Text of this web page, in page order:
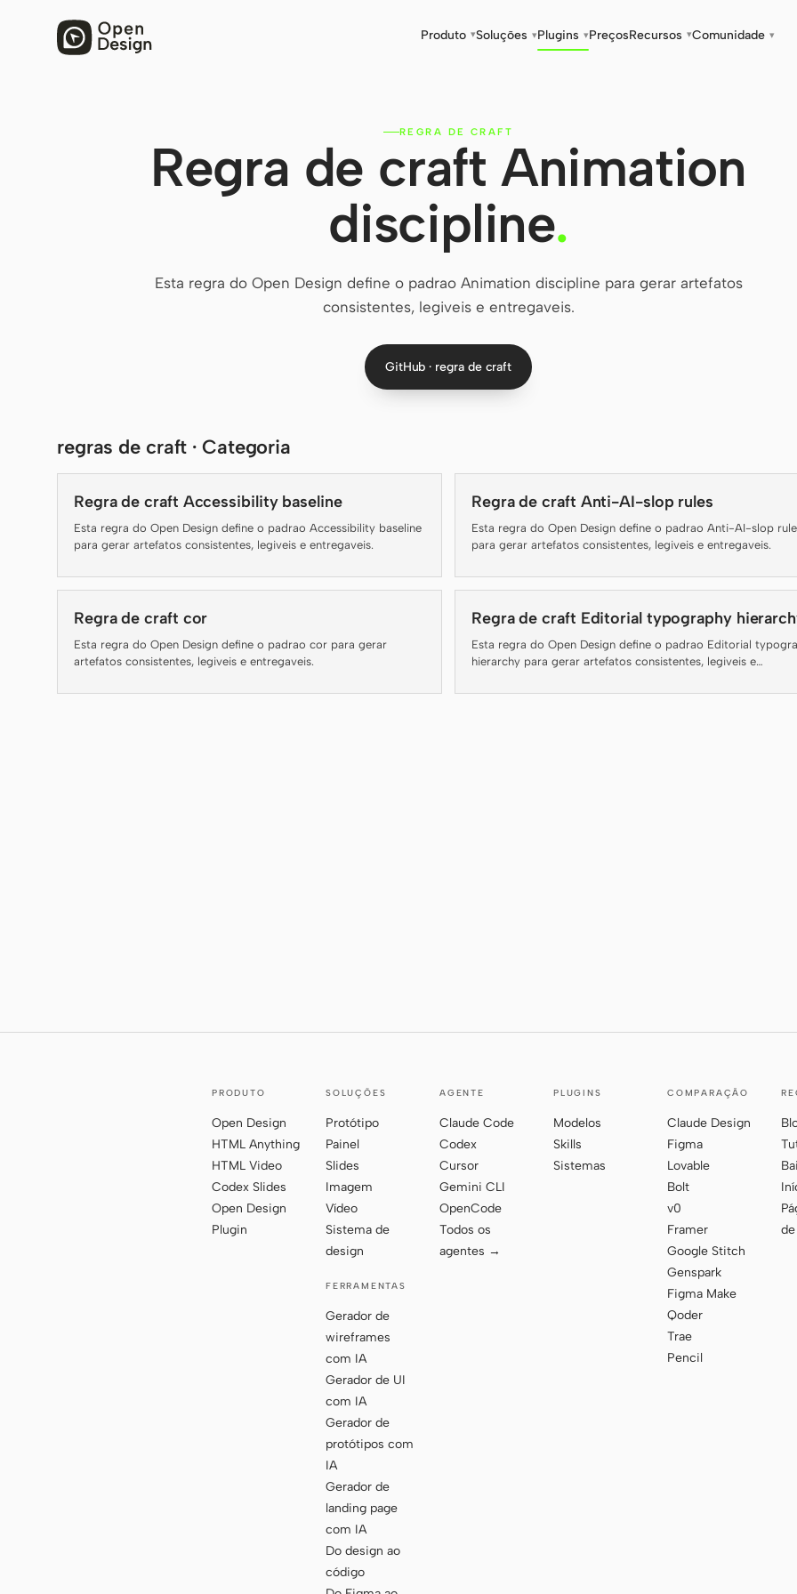
Produto ▾Soluções ▾Plugins ▾PreçosRecursos ▾Comunidade ▾
REGRA DE CRAFT
Regra de craft Animation
discipline.
Esta regra do Open Design define o padrao Animation discipline para gerar artefatos
consistentes, legiveis e entregaveis.
GitHub · regra de craft
regras de craft · Categoria
Regra de craft Accessibility baseline
Esta regra do Open Design define o padrao Accessibility baseline
para gerar artefatos consistentes, legiveis e entregaveis.
Regra de craft Anti-AI-slop rules
Esta regra do Open Design define o padrao Anti-AI-slop
para gerar artefatos consistentes, legiveis e entregaveis.
Regra de craft cor
Esta regra do Open Design define o padrao cor para gerar
artefatos consistentes, legiveis e entregaveis.
Regra de craft Editorial typography
Esta regra do Open Design define o padrao Editorial
hierarchy para gerar artefatos consistentes, legiveis e
PRODUTO
Open Design
HTML Anything
HTML Video
Codex Slides
Open Design
Plugin
SOLUÇÕES
Protótipo
Painel
Slides
Imagem
Vídeo
Sistema de
design
FERRAMENTAS
Gerador de
wireframes
com IA
Gerador de UI
com IA
Gerador de
protótipos com
IA
Gerador de
landing page
com IA
Do design ao
código
AGENTE
Claude Code
Codex
Cursor
Gemini CLI
OpenCode
Todos os
agentes →
PLUGINS
Modelos
Skills
Sistemas
COMPARAÇÃO
Claude Design
Figma
Lovable
Bolt
v0
Framer
Google Stitch
Genspark
Figma Make
Qoder
Trae
Pencil